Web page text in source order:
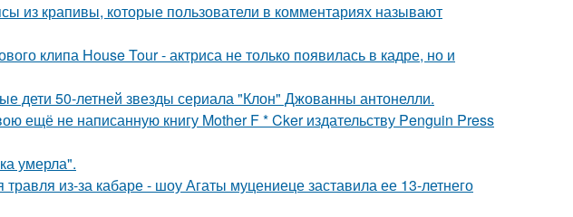
из крапивы, которые пользователи в комментариях называют
клипа House Tour - актриса не только появилась в кадре, но и
дети 50-летней звезды сериала "Клон" Джованны антонелли.
ещё не написанную книгу Mother F * Cker издательству Penguin Press
умерла".
из-за кабаре - шоу Агаты муцениеце заставила ее 13-летнего